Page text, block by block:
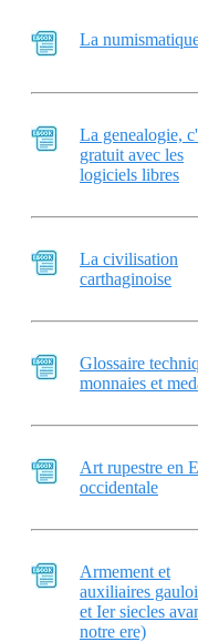
La
La genealogie,
gratuit avec les
logiciels libres
La civilisation
carthaginoise
Glossaire
monnaies et
Art rupestre en
occidentale
Armement et
auxiliaires
et Ier siecles
notre ere)